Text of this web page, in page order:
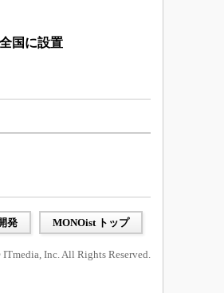
国に設置
発 MONOist トップ
Inc. All Rights Reserved.